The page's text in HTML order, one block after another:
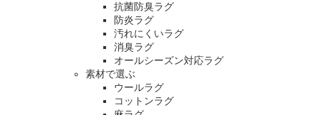
抗菌防臭ラグ
防炎ラグ
汚れにくいラグ
消臭ラグ
オールシーズン対応ラグ
素材で選ぶ
ウールラグ
コットンラグ